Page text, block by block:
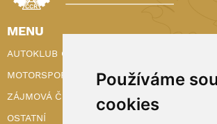
Používáme
cookies
MENU
AUTOKLUB ČR
MOTORSPORT
ZÁJMOVÁ ČINNOST
OSTATNÍ